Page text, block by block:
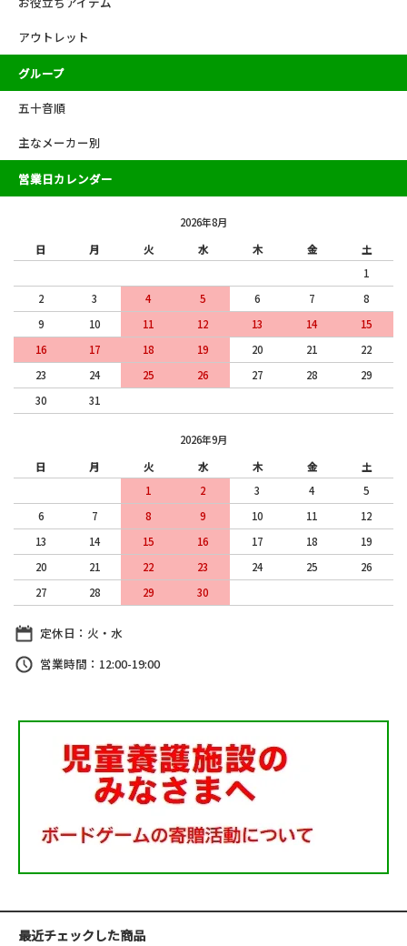
アウトレット
グループ
五十音順
主なメーカー別
営業日カレンダー
2026年8月
日
月 火 水 木 金
土
1
2
3 4 5 6 7
8
9
10 11 12 13 14
15
16
17 18 19 20 21
22
23
24 25 26 27 28
29
30
31
2026年9月
日
月 火 水 木 金
土
1
2 3 4
5
6
7 8 9 10 11
12
13
14 15 16 17 18
19
20
21 22 23 24 25
26
27
28 29 30
定休日：火・水
営業時間：12:00-19:00
最近チェックした商品